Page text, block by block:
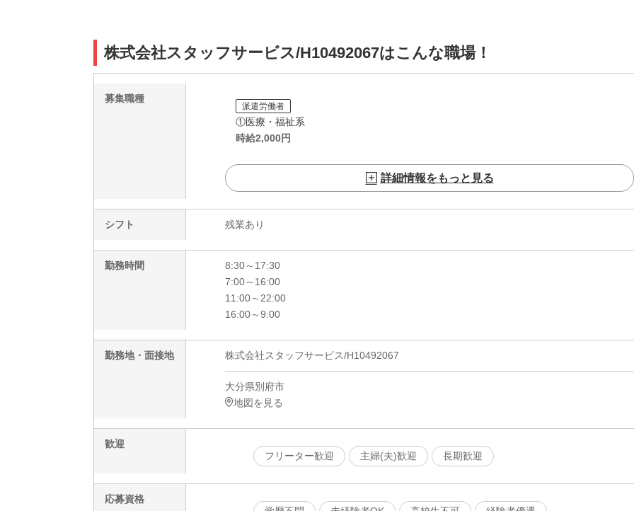
株式会社スタッフサービス/H10492067はこんな職場！
募集職種
派遣労働者
①医療・福祉系
時給2,000円
詳細情報をもっと見る
シフト 残業あり
勤務時間
8:30～17:30
7:00～16:00
11:00～22:00
16:00～9:00
勤務地・面接地 株式会社スタッフサービス/H10492067
大分県別府市
地図を見る
歓迎
フリーター歓迎
主婦(夫)歓迎 長期歓迎
応募資格